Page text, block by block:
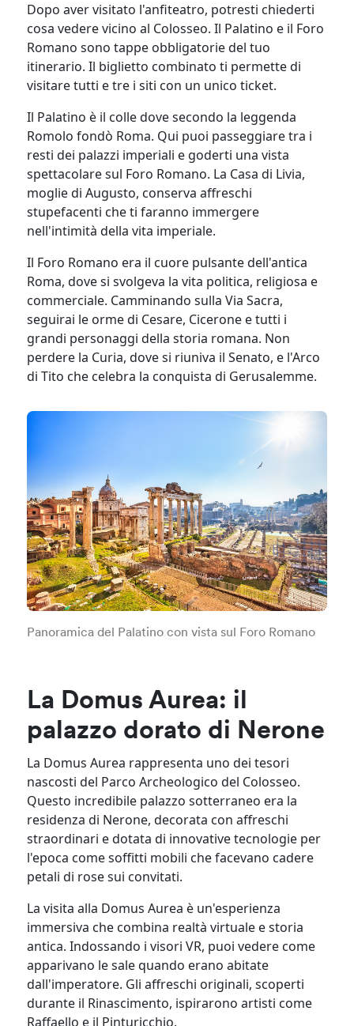
Dopo aver visitato l'anfiteatro, potresti chiederti
cosa vedere vicino al Colosseo. Il Palatino e il Foro
Romano sono tappe obbligatorie del tuo
itinerario. Il biglietto combinato ti permette di
visitare tutti e tre i siti con un unico ticket.
Il Palatino è il colle dove secondo la leggenda
Romolo fondò Roma. Qui puoi passeggiare tra i
resti dei palazzi imperiali e goderti una vista
spettacolare sul Foro Romano. La Casa di Livia,
moglie di Augusto, conserva affreschi
stupefacenti che ti faranno immergere
nell'intimità della vita imperiale.
Il Foro Romano era il cuore pulsante dell'antica
Roma, dove si svolgeva la vita politica, religiosa e
commerciale. Camminando sulla Via Sacra,
seguirai le orme di Cesare, Cicerone e tutti i
grandi personaggi della storia romana. Non
perdere la Curia, dove si riuniva il Senato, e l'Arco
di Tito che celebra la conquista di Gerusalemme.
Panoramica del Palatino con vista sul Foro Romano
La Domus Aurea: il
palazzo dorato di Nerone
La Domus Aurea rappresenta uno dei tesori
nascosti del Parco Archeologico del Colosseo.
Questo incredibile palazzo sotterraneo era la
residenza di Nerone, decorata con affreschi
straordinari e dotata di innovative tecnologie per
l'epoca come soffitti mobili che facevano cadere
petali di rose sui convitati.
La visita alla Domus Aurea è un'esperienza
immersiva che combina realtà virtuale e storia
antica. Indossando i visori VR, puoi vedere come
apparivano le sale quando erano abitate
dall'imperatore. Gli affreschi originali, scoperti
durante il Rinascimento, ispirarono artisti come
Raffaello e il Pinturicchio.